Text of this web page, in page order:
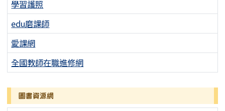
學習護照
edu磨課師
愛課網
全國教師在職進修網
圖書資源網